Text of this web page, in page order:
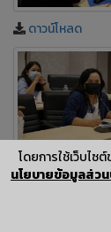
ดาวน์โหลด
ดาวน์โหลด
โดยการใช้เว็บไซ
นโยบายข้อมูลส่วน